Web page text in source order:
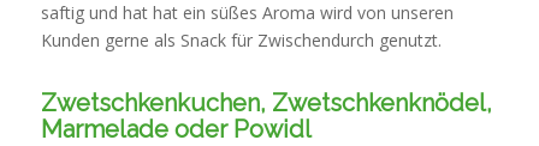
saftig und hat hat ein süßes Aroma wird von unseren
Kunden gerne als Snack für Zwischendurch genutzt.
Zwetschkenkuchen, Zwetschkenknödel,
Marmelade oder Powidl